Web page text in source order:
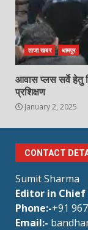
ताजा खबर धामपुर
आवास प्लस सर्वे हेतु
प्रशिक्षण
January 2, 2025
CONTACT
Sumit Sharma
Editor in Chief
Phone:-+91
Email:-